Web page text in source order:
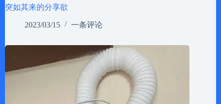
突如其来的分享欲
2023/03/15 一条评论